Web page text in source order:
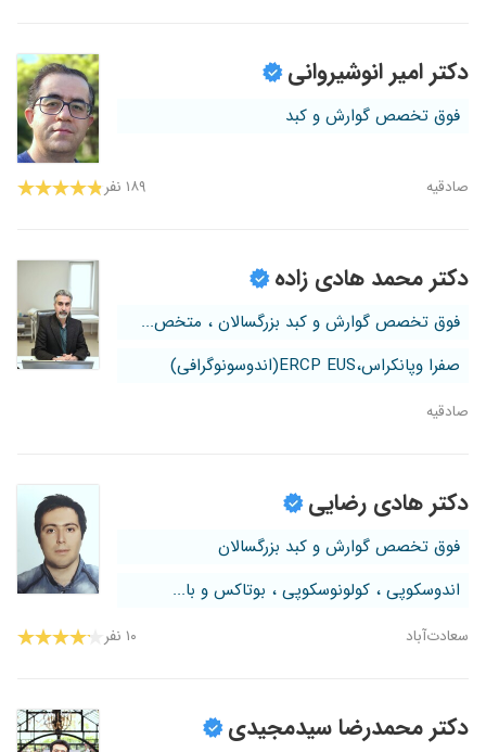
دکتر امیر انوشیروانی
فوق تخصص گوارش و کبد
صادقیه ۱۸۹ نفر
دکتر محمد هادی زاده
فوق تخصص گوارش و کبد بزرگسالان ، متخص...
صفرا وپانکراس،ERCP EUS(اندوسونوگرافی)
صادقیه
دکتر هادی رضایی
فوق تخصص گوارش و کبد بزرگسالان
اندوسکوپی ، کولونوسکوپی ، بوتاکس و با...
سعادت‌آباد ۱۰ نفر
دکتر محمدرضا سیدمجیدی